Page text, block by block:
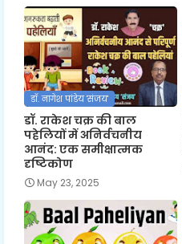
डॉ. नागेश पांडेय 'संजय'
डॉ. राकेश चक्र की बाल
पहेलियों में अनिर्वचनीय
आनंद: एक समीक्षात्मक
दृष्टिकोण
May 23, 2025